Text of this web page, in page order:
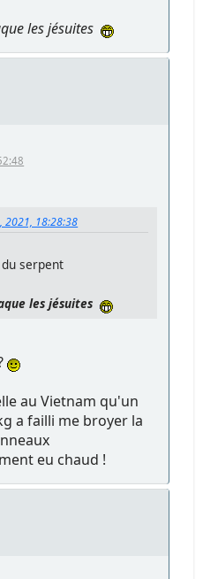
les jésuites
2021, 18:28:38
serpent
les jésuites
au Vietnam qu'un
a failli me broyer la
eu chaud !